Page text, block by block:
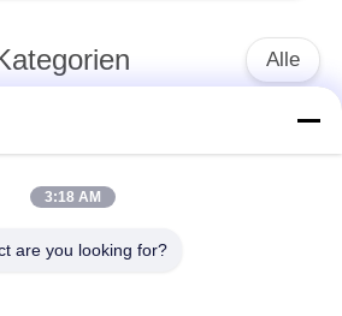
79
Alle
Ersatzteile sulzer
Webstuhls
3:18 AM
are you looking for?